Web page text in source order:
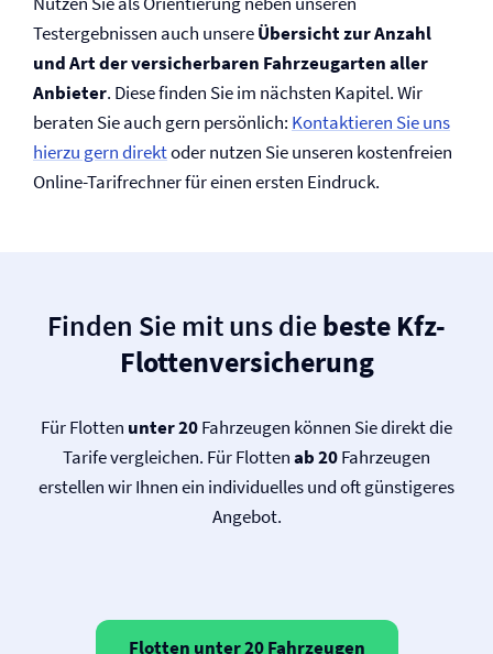
Testergebnissen auch unsereÜbersicht zur Anzahl
und Art der versicherbaren Fahrzeugarten aller
Anbieter. Diese finden Sie im nächsten Kapitel. Wir
beraten Sie auch gern persönlich: Kontaktieren Sie uns
hierzu gern direktoder nutzen Sie unseren kostenfreien
Online-Tarifrechner für einen ersten Eindruck.
Finden Sie mit uns diebeste Kfz-
Flotten­versicherung
Für Flotten unter 20Fahrzeugen können Sie direkt die
Tarife vergleichen. Für Flottenab 20Fahrzeugen
erstellen wir Ihnen ein individuelles und oft günstigeres
Angebot.
Flotten unter 20 Fahrzeugen